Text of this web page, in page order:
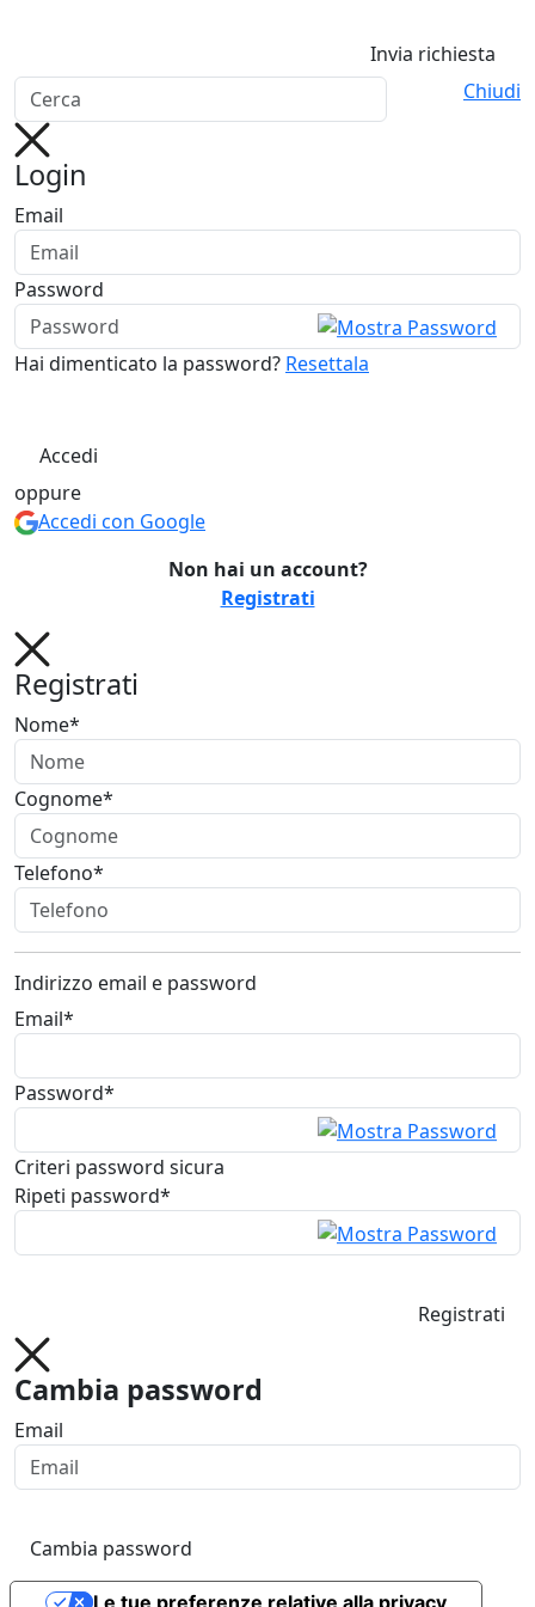
Invia richiesta
Chiudi
Login
Email
Password
Hai dimenticato la password? Resettala
Accedi
oppure
Accedi con Google
Non hai un account?
Registrati
Registrati
Nome*
Cognome*
Telefono*
Indirizzo email e password
Email*
Password*
Criteri password sicura
Ripeti password*
Registrati
Cambia password
Email
Cambia password